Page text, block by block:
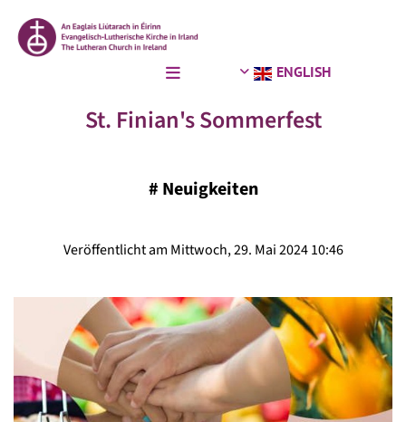
ENGLISH
St. Finian's Sommerfest
# Neuigkeiten
Veröffentlicht am Mittwoch, 29. Mai 2024 10:46